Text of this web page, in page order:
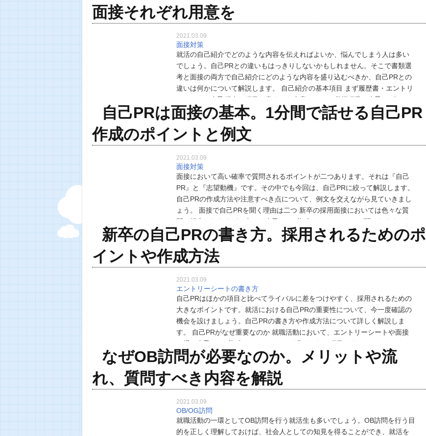
面接それぞれ用意を
2021.03.09
面接対策
就活の自己紹介でどのような内容を伝えればよいか、悩んでしまう人は多い
でしょう。自己PRとの違いもはっきりしないかもしれません。そこで書類選
考と面接の両方で自己紹介にどのような内容を盛り込むべきか、自己PRとの
違いは何かについて解説します。 自己紹介の基本項目 まず履歴書・エントリ
ーシートの自己紹介の項目に書くべき内容として、必須項目と自己アピール
の二つを解説します。自己紹介作成の基本として、しっ…
自己PRは面接の基本。1分間で話せる自己PR
作成のポイントと例文
2021.03.09
面接対策
面接において高い確率で質問されるポイントが二つあります。それは『自己
PR』と『志望動機』です。その中でも今回は、自己PRに絞って解説します。
自己PRの作成方法や注意すべき点について、例文を交えながら見ていきまし
ょう。 面接で自己PRを聞く理由は二つ 新卒の採用面接においては色々な質
問が想定されますが、中でも自己PRは必ずといっていいほど聞かれます。な
ぜ採用側は自己PRをそこまで重要視しているので…
新卒の自己PRの書き方。採用されるためのポ
イントや作成方法
2021.03.09
エントリーシートの書き方
自己PRはほかの項目と比べてライバルに差をつけやすく、採用されるための
大きなポイントです。就活における自己PRの重要性について、今一度確認の
機会を設けましょう。自己PRの書き方や作成方法について詳しく解説しま
す。 自己PRがなぜ重要なのか 就職活動において、エントリーシートや面接
の場で自己PRは必ずといっていいほど求められる項目です。このことから
も、企業は採用のポイントとして自己PRを重要視して…
なぜOB訪問が必要なのか。メリットや流
れ、質問すべき内容を解説
2021.03.09
OB/OG訪問
就職活動の一環としてOB訪問を行う就活生も多いでしょう。OB訪問を行う目
的を正しく理解しておけば、社会人としての知見を得ることができ、就活を